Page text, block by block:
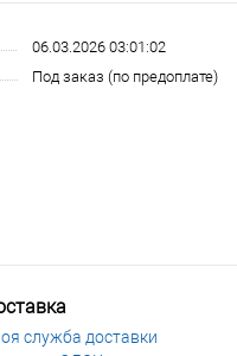
06.03.2026 03:01:02
Под заказ (по предоплате)
служба доставки